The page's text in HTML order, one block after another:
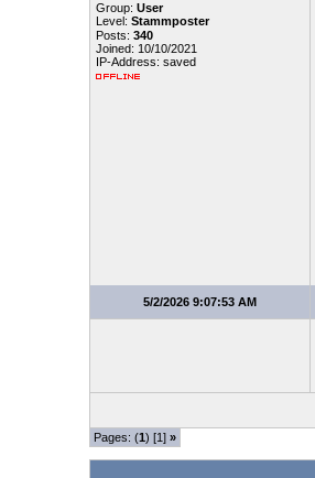
Group: User
Level: Stammposter
Posts: 340
Joined: 10/10/2021
IP-Address: saved
5/2/2026 9:07:53 AM
Pages: (1) [1] »